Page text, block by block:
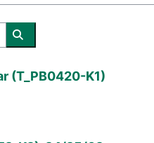
Buscar cursos
(T_PB0420-K1)